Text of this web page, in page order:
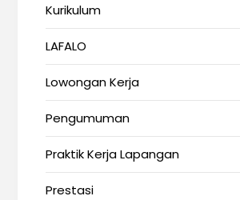
Kurikulum
LAFALO
Lowongan Kerja
Pengumuman
Praktik Kerja Lapangan
Prestasi